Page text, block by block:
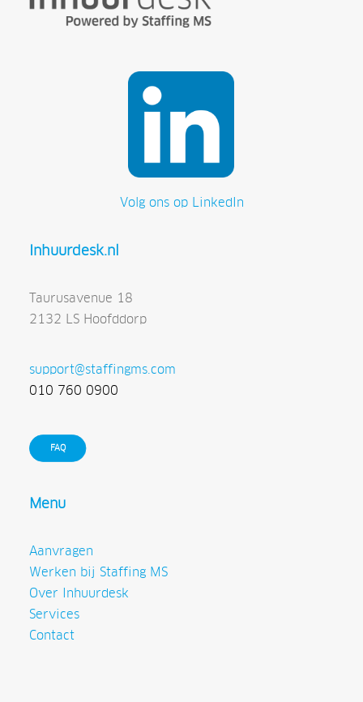
Volg ons op LinkedIn
Inhuurdesk.nl
Taurusavenue 18
2132 LS Hoofddorp
support@staffingms.com
010 760 0900
FAQ
Menu
Aanvragen
Werken bij Staffing MS
Over Inhuurdesk
Services
Contact